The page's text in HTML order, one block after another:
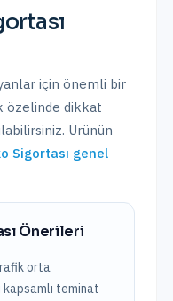
için önemli bir
özelinde dikkat
Ürünün
Sigortası genel
Önerileri
orta
kapsamlı teminat